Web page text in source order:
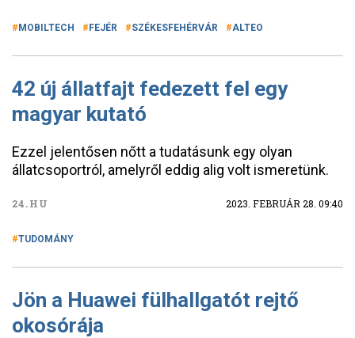
MOBILTECH FEJÉR SZÉKESFEHÉRVÁR ALTEO
42 új állatfajt fedezett fel egy
magyar kutató
Ezzel jelentősen nőtt a tudatásunk egy olyan
állatcsoportról, amelyről eddig alig volt ismeretünk.
24.HU 2023. FEBRUÁR 28. 09:40
TUDOMÁNY
Jön a Huawei fülhallgatót rejtő
okosórája